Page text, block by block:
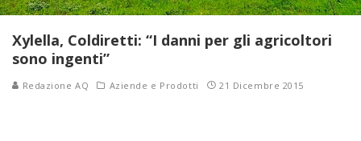
Xylella, Coldiretti: “I danni per gli agricoltori
sono ingenti”
Redazione AQ Aziende e Prodotti 21 Dicembre 2015